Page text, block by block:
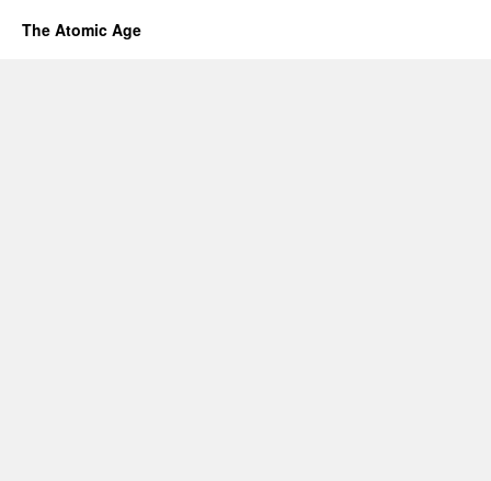
The Atomic Age